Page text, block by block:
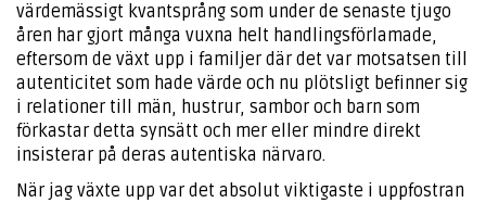
värdemässigt kvantsprång som under de senaste tjugo
åren har gjort många vuxna helt handlingsförlamade,
eftersom de växt upp i familjer där det var motsatsen till
autenticitet som hade värde och nu plötsligt befinner sig
i relationer till män, hustrur, sambor och barn som
förkastar detta synsätt och mer eller mindre direkt
insisterar på deras autentiska närvaro.
När jag växte upp var det absolut viktigaste i uppfostran